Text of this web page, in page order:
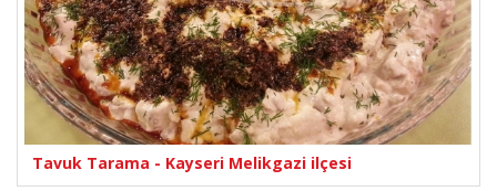
Tavuk Tarama - Kayseri Melikgazi ilçesi